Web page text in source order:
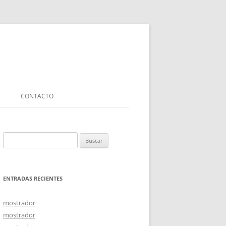
CONTACTO
ENTRADAS RECIENTES
mostrador
mostrador